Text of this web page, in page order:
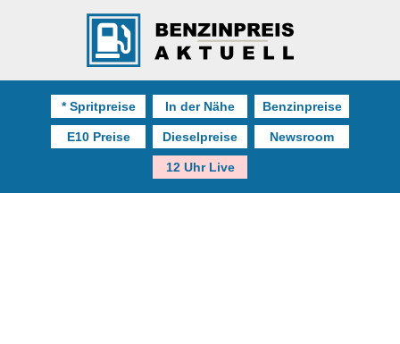
* Spritpreise In der Nähe Benzinpreise
E10 Preise Dieselpreise Newsroom
12 Uhr Live